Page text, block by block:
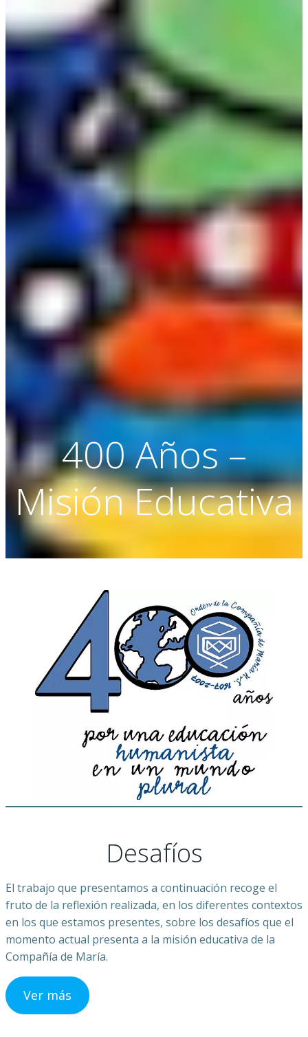
400 Años –
Misión Educativa
Desafíos
El trabajo que presentamos a continuación recoge el
fruto de la reflexión realizada, en los diferentes contextos
en los que estamos presentes, sobre los desafíos que el
momento actual presenta a la misión educativa de la
Compañía de María.
Ver más